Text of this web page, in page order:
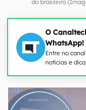
do brasileiro
O
WhatsApp!
Entre no
notícias e